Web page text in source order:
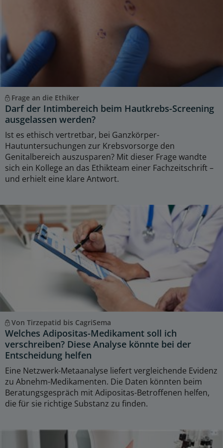
Frage an die Ethiker
Darf der Intimbereich beim Hautkrebs-Screening
ausgelassen werden?
Ist es ethisch vertretbar, bei Ganzkörper-
Hautuntersuchungen zur Krebsvorsorge den
Genitalbereich auszusparen? Mit dieser Frage wandte
sich ein Kollege an das Ethikteam einer Fachzeitschrift –
und erhielt eine klare Antwort.
Von Tirzepatid bis CagriSema
Welches Adipositas-Medikament soll ich
verschreiben? Diese Analyse könnte bei der
Entscheidung helfen
Eine Netzwerk-Metaanalyse liefert vergleichende Evidenz
zu Abnehm-Medikamenten. Die Daten könnten beim
Beratungsgespräch mit Adipositas-Betroffenen helfen,
die für sie richtige Substanz zu finden.